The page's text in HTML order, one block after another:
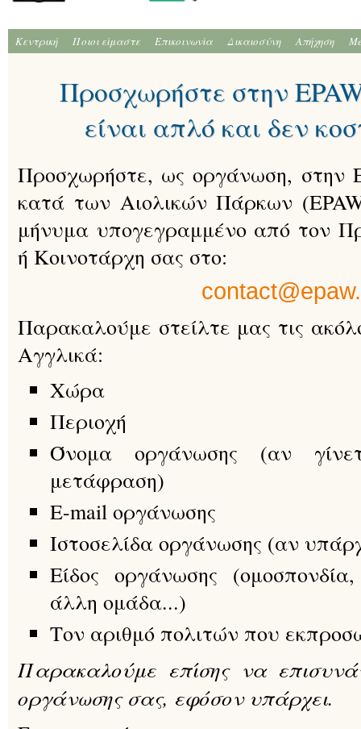
Κεντρική Ποιοι είμαστε Επικοινωνία Δικαιοσύνη Απήχηση
Προσχωρήστε στην
είναι απλό και δεν
Προσχωρήστε, ως οργάνωση, στην
κατά των Αιολικών Πάρκων
μήνυμα υπογεγραμμένο από τον
ή Κοινοτάρχη σας στο:
Παρακαλούμε στείλτε μας τις
Αγγλικά:
Χώρα
Περιοχή
Όνομα οργάνωσης (αν
μετάφραση)
E-mail οργάνωσης
Ιστοσελίδα οργάνωσης (αν
Είδος οργάνωσης
άλλη ομάδα...)
Τον αριθμό πολιτών που
Παρακαλούμε επίσης να
οργάνωσης σας, εφόσον υπάρχει.